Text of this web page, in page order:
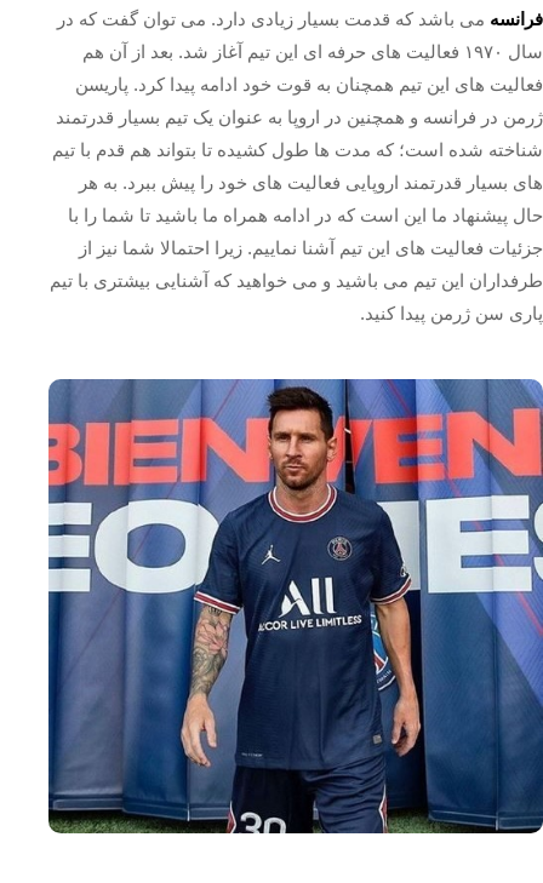
فرانسه می باشد که قدمت بسیار زیادی دارد. می توان گفت که در
سال ۱۹۷۰ فعالیت‌ های حرفه‌ ای این تیم آغاز شد. بعد از آن هم
فعالیت های این تیم همچنان به قوت خود ادامه پیدا کرد‌. پاریسن
ژرمن در فرانسه و همچنین در اروپا به عنوان یک تیم بسیار قدرتمند
شناخته شده است؛ که مدت ها طول کشیده تا بتواند هم قدم با تیم‌
های بسیار قدرتمند اروپایی فعالیت‌ های خود را پیش ببرد. به هر
حال پیشنهاد ما این است که در ادامه همراه ما باشید تا شما را با
جزئیات فعالیت های این تیم آشنا نماییم. زیرا احتمالا شما نیز از
طرفداران این تیم می باشید و می خواهید که آشنایی بیشتری با تیم
پاری‌ سن‌ ژرمن پیدا کنید.